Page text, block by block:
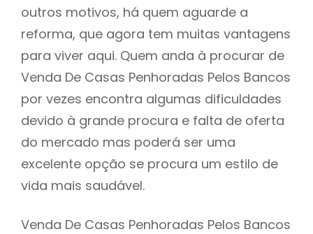
outros motivos, há quem aguarde a
reforma, que agora tem muitas vantagens
para viver aqui. Quem anda à procurar de
Venda De Casas Penhoradas Pelos Bancos
por vezes encontra algumas dificuldades
devido à grande procura e falta de oferta
do mercado mas poderá ser uma
excelente opção se procura um estilo de
vida mais saudável.
Venda De Casas Penhoradas Pelos Bancos